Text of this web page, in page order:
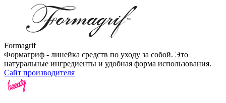
Formagrif
Формагриф - линейка средств по уходу за собой. Это
натуральные ингредиенты и удобная форма использования.
Сайт производителя